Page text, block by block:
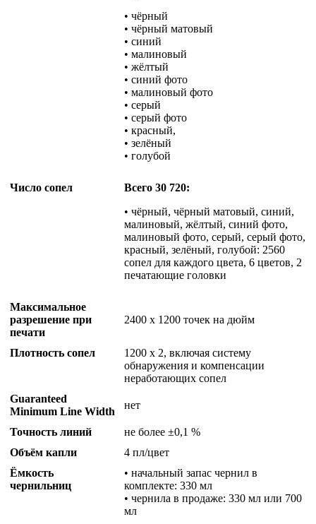
• чёрный
• чёрный матовый
• синий
• малиновый
• жёлтый
• синий фото
• малиновый фото
• серый
• серый фото
• красный,
• зелёный
• голубой
Число сопел
Всего 30 720:
• чёрный, чёрный матовый, синий,
малиновый, жёлтый, синий фото,
малиновый фото, серый, серый фото,
красный, зелёный, голубой: 2560
сопел для каждого цвета, 6 цветов, 2
печатающие головки
Максимальное
разрешение при
печати
2400 x 1200 точек на дюйм
Плотность сопел
1200 x 2, включая систему
обнаружения и компенсации
неработающих сопел
Guaranteed
Minimum Line Width
нет
Точность линий
не более ±0,1 %
Объём капли
4 пл/цвет
Ёмкость
чернильниц
• начальный запас чернил в
комплекте: 330 мл
• чернила в продаже: 330 мл или 700
мл